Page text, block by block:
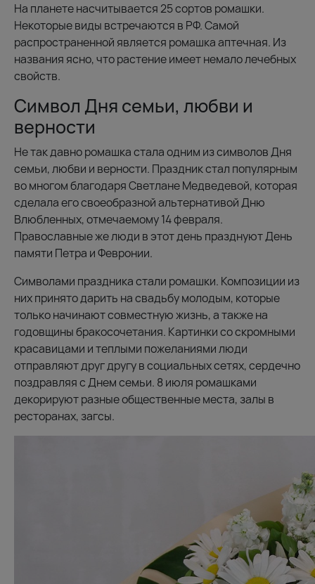
На планете насчитывается 25 сортов ромашки.
Некоторые виды встречаются в РФ. Самой
распространенной является ромашка аптечная. Из
названия ясно, что растение имеет немало лечебных
свойств.
Символ Дня семьи, любви и
верности
Не так давно ромашка стала одним из символов Дня
семьи, любви и верности. Праздник стал популярным
во многом благодаря Светлане Медведевой, которая
сделала его своеобразной альтернативой Дню
Влюбленных, отмечаемому 14 февраля.
Православные же люди в этот день празднуют День
памяти Петра и Февронии.
Символами праздника стали ромашки. Композиции из
них принято дарить на свадьбу молодым, которые
только начинают совместную жизнь, а также на
годовщины бракосочетания. Картинки со скромными
красавицами и теплыми пожеланиями люди
отправляют друг другу в социальных сетях, сердечно
поздравляя с Днем семьи. 8 июля ромашками
декорируют разные общественные места, залы в
ресторанах, загсы.